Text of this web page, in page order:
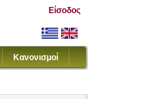
Είσοδος
Κανονισμοί